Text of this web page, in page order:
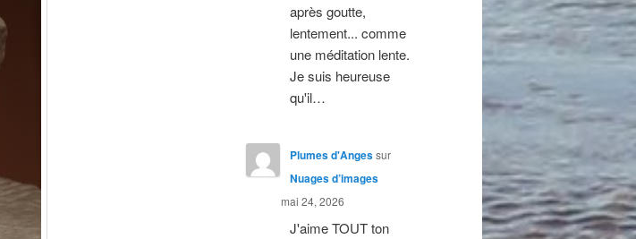
après goutte,
lentement... comme
une méditation lente.
Je suis heureuse
qu'il…
Plumes d'Angessur
Nuages d’images
mai 24, 2026
J'aime TOUT ton